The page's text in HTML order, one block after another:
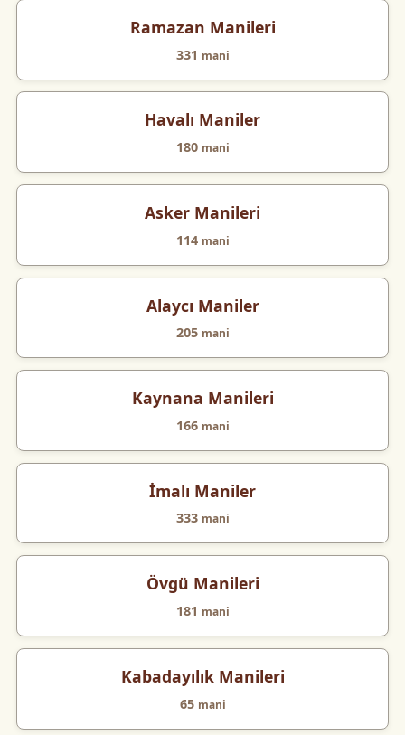
Ramazan Manileri
331 mani
Havalı Maniler
180 mani
Asker Manileri
114 mani
Alaycı Maniler
205 mani
Kaynana Manileri
166 mani
İmalı Maniler
333 mani
Övgü Manileri
181 mani
Kabadayılık Manileri
65 mani